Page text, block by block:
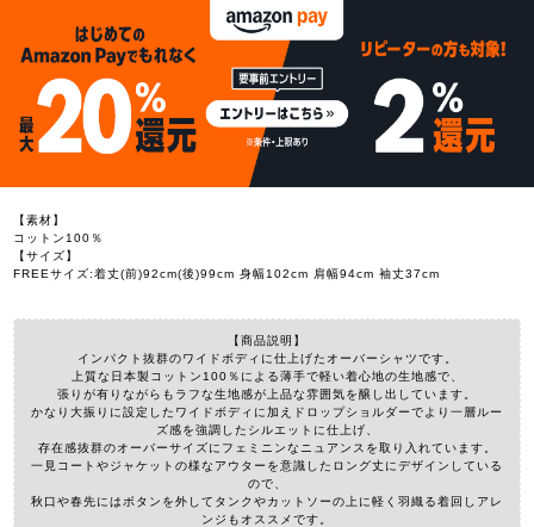
【素材】
コットン100％
【サイズ】
FREEサイズ:着丈(前)92cm(後)99cm 身幅102cm 肩幅94cm 袖丈37cm
【商品説明】
インパクト抜群のワイドボディに仕上げたオーバーシャツです。
上質な日本製コットン100％による薄手で軽い着心地の生地感で、
張りが有りながらもラフな生地感が上品な雰囲気を醸し出しています。
かなり大振りに設定したワイドボディに加えドロップショルダーでより一層ルー
ズ感を強調したシルエットに仕上げ、
存在感抜群のオーバーサイズにフェミニンなニュアンスを取り入れています。
一見コートやジャケットの様なアウターを意識したロング丈にデザインしている
ので、
秋口や春先にはボタンを外してタンクやカットソーの上に軽く羽織る着回しアレ
ンジもオススメです。